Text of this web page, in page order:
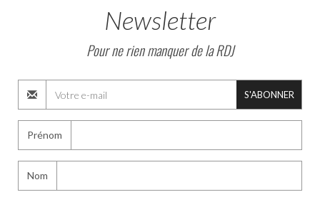
Newsletter
Pour ne rien manquer de la RDJ
S'ABONNER
Prénom
Nom